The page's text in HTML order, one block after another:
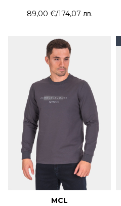
89,00 €/174,07 лв.
MCL